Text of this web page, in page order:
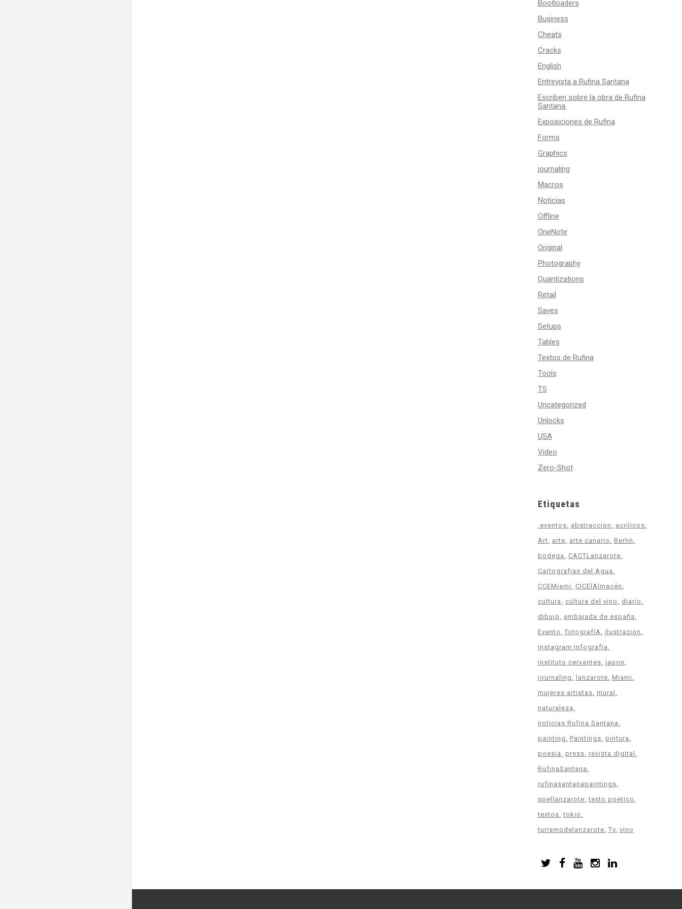
Bootloaders
Business
Cheats
Cracks
English
Entrevista a Rufina Santana
Escriben sobre la obra de Rufina
Santana.
Exposiciones de Rufina
Forms
Graphics
journaling
Macros
Noticias
Offline
OneNote
Original
Photography
Quantizations
Retail
Saves
Setups
Tables
Textos de Rufina
Tools
TS
Uncategorized
Unlocks
USA
Video
Zero-Shot
Etiquetas
.eventos abstraccion
acrilicos
Art
arte arte canario
Berlin
bodega
CACTLanzarote
Cartografias del Agua
CCEMiami
CICElAlmacén
cultura
cultura del vino
diario
dibujo
embajada de españa
Evento
fotografíA ilustracion
instagram infografia
instituto cervantes japon
journaling
lanzarote Miami
mujeres artistas mural
naturaleza
noticias Rufina Santana
painting
Paintings pintura
poesia
press revista digital
RufinaSantana
rufinasantanapaintings
spellanzarote texto poetico
textos tokio
turismodelanzarote Tv vino